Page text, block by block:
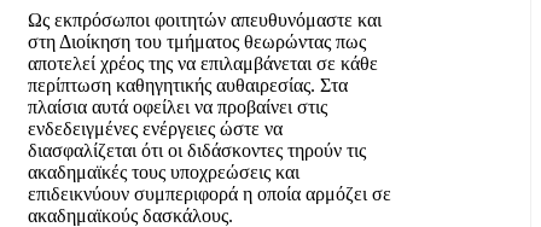
Ως εκπρόσωποι φοιτητών απευθυνόμαστε και
στη Διοίκηση του τμήματος θεωρώντας πως
αποτελεί χρέος της να επιλαμβάνεται σε κάθε
περίπτωση καθηγητικής αυθαιρεσίας. Στα
πλαίσια αυτά οφείλει να προβαίνει στις
ενδεδειγμένες ενέργειες ώστε να
διασφαλίζεται ότι οι διδάσκοντες τηρούν τις
ακαδημαϊκές τους υποχρεώσεις και
επιδεικνύουν συμπεριφορά η οποία αρμόζει σε
ακαδημαϊκούς δασκάλους.